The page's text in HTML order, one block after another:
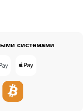
системами